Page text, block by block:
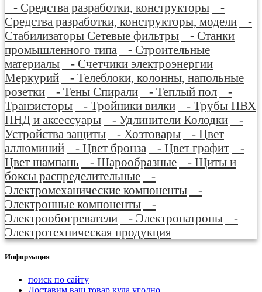
- Средства разработки, конструкторы
-
Средства разработки, конструкторы, модели
-
Стабилизаторы Сетевые фильтры
- Станки
промышленного типа
- Строительные
материалы
- Счетчики электроэнергии
Меркурий
- Телеблоки, колонны, напольные
розетки
- Тены Спирали - Теплый пол
-
Транзисторы
- Тройники вилки
- Трубы ПВХ
ПНД и аксессуары
- Удлинители Колодки
-
Устройства защиты
- Хозтовары
- Цвет
аллюминий
- Цвет бронза - Цвет графит
-
Цвет шампань
- Шарообразные
- Щиты и
боксы распределительные
-
Электромеханические компоненты
-
Электронные компоненты
-
Электрообогреватели
- Электропатроны
-
Электротехническая продукция
Информация
поиск по сайту
Доставим ваш товар куда угодно